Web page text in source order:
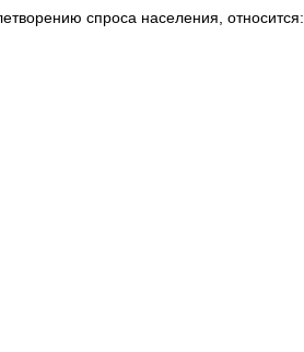
спроса населения, относится: